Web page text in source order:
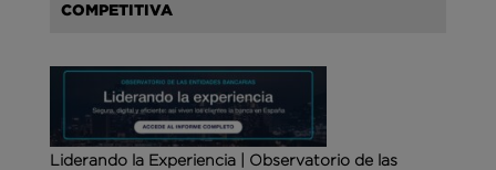
COMPETITIVA
Liderando la Experiencia | Observatorio de las